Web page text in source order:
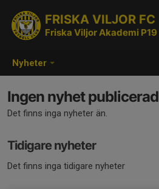
Nyheter
FRISKA VILJOR FC
Friska Viljor Akademi P19
Ingen nyhet publicerad
Det finns inga nyheter än.
Tidigare nyheter
Det finns inga tidigare nyheter